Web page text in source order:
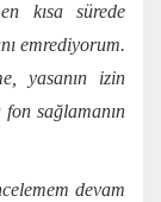
kısa sürede
emrediyorum.
yasanın izin
sağlamanın
devam